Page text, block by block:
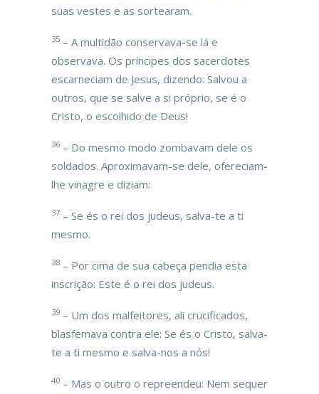
suas vestes e as sortearam.
35 – A multidão conservava-se lá e
observava. Os príncipes dos sacerdotes
escarneciam de Jesus, dizendo: Salvou a
outros, que se salve a si próprio, se é o
Cristo, o escolhido de Deus!
36 – Do mesmo modo zombavam dele os
soldados. Aproximavam-se dele, ofereciam-
lhe vinagre e diziam:
37 – Se és o rei dos judeus, salva-te a ti
mesmo.
38 – Por cima de sua cabeça pendia esta
inscrição: Este é o rei dos judeus.
39 – Um dos malfeitores, ali crucificados,
blasfemava contra ele: Se és o Cristo, salva-
te a ti mesmo e salva-nos a nós!
40 – Mas o outro o repreendeu: Nem sequer